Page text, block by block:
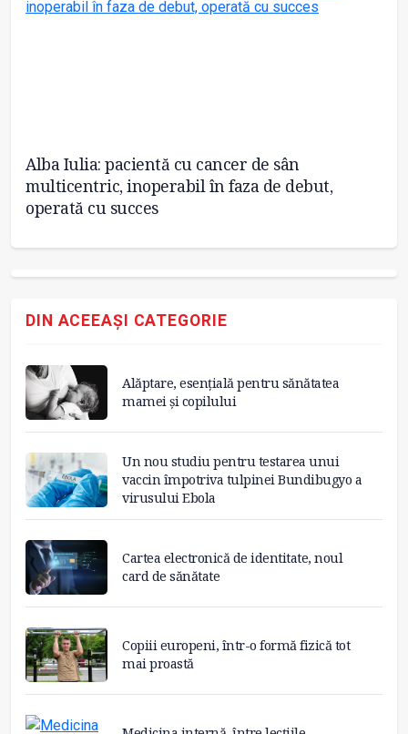
Alba Iulia: pacientă cu cancer de sân
multicentric, inoperabil în faza de debut,
operată cu succes
DIN ACEEAȘI CATEGORIE
Alăptare, esențială pentru sănătatea
mamei și copilului
Un nou studiu pentru testarea unui
vaccin împotriva tulpinei Bundibugyo a
virusului Ebola
Cartea electronică de identitate, noul
card de sănătate
Copiii europeni, într-o formă fizică tot
mai proastă